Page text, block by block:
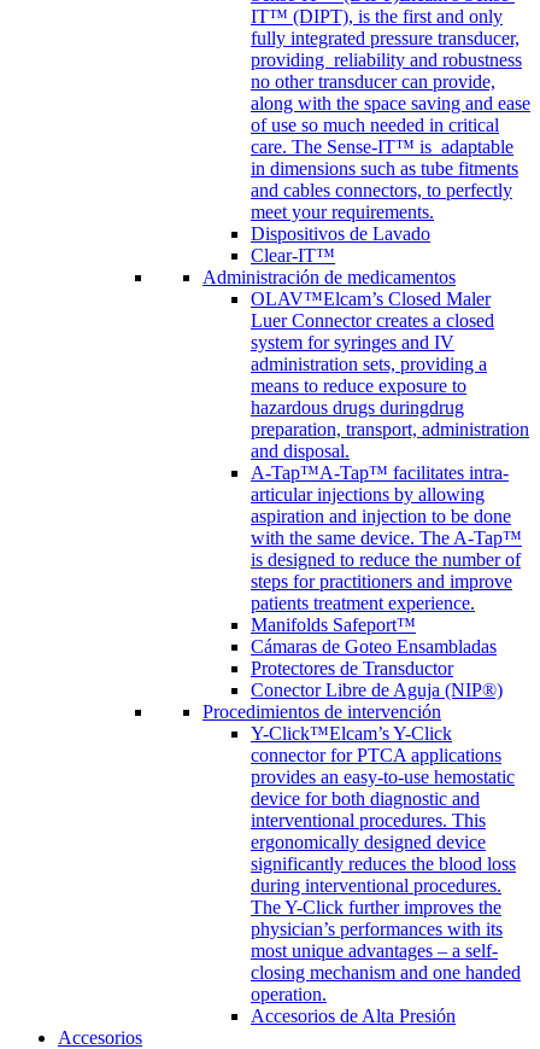
IT™ (DIPT), is the first and only
fully integrated pressure transducer,
providing reliability and robustness
no other transducer can provide,
along with the space saving and ease
of use so much needed in critical
care. The Sense-IT™ is adaptable
in dimensions such as tube fitments
and cables connectors, to perfectly
meet your requirements.
Dispositivos de Lavado
Clear-IT™
Administración de medicamentos
OLAV™Elcam’s Closed Maler
Luer Connector creates a closed
system for syringes and IV
administration sets, providing a
means to reduce exposure to
hazardous drugs duringdrug
preparation, transport, administration
and disposal.
A-Tap™A-Tap™ facilitates intra-
articular injections by allowing
aspiration and injection to be done
with the same device. The A-Tap™
is designed to reduce the number of
steps for practitioners and improve
patients treatment experience.
Manifolds Safeport™
Cámaras de Goteo Ensambladas
Protectores de Transductor
Conector Libre de Aguja (NIP®)
Procedimientos de intervención
Y-Click™Elcam’s Y-Click
connector for PTCA applications
provides an easy-to-use hemostatic
device for both diagnostic and
interventional procedures. This
ergonomically designed device
significantly reduces the blood loss
during interventional procedures.
The Y-Click further improves the
physician’s performances with its
most unique advantages – a self-
closing mechanism and one handed
operation.
Accesorios de Alta Presión
Accesorios